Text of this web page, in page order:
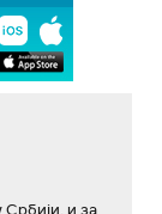
и за